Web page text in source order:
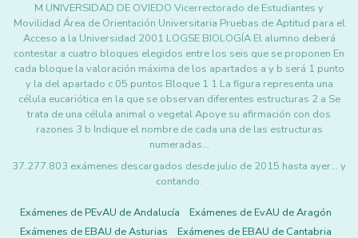
M UNIVERSIDAD DE OVIEDO Vicerrectorado de Estudiantes y
Movilidad Área de Orientación Universitaria Pruebas de Aptitud para el
Acceso a la Universidad 2001 LOGSE BIOLOGÍA El alumno deberá
contestar a cuatro bloques elegidos entre los seis que se proponen En
cada bloque la valoración máxima de los apartados a y b será 1 punto
y la del apartado c 05 puntos Bloque 1 1 La figura representa una
célula eucariótica en la que se observan diferentes estructuras 2 a Se
trata de una célula animal o vegetal Apoye su afirmación con dos
razones 3 b Indique el nombre de cada una de las estructuras
numeradas…
37.277.803 exámenes descargados desde julio de 2015 hasta ayer... y
contando.
Exámenes de PEvAU de Andalucía
Exámenes de EvAU de Aragón
Exámenes de EBAU de Asturias
Exámenes de EBAU de Cantabria